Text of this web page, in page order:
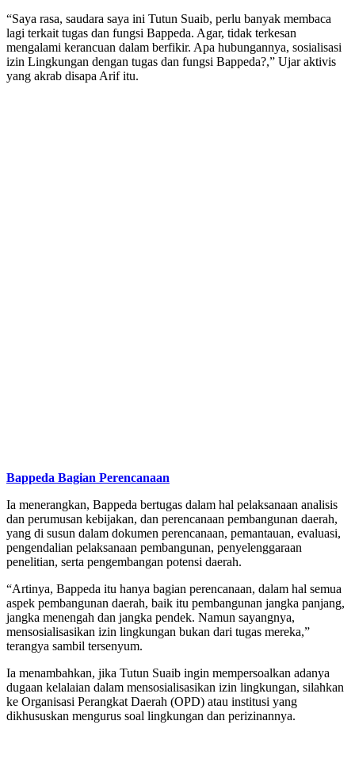
“Saya rasa, saudara saya ini Tutun Suaib, perlu banyak membaca
lagi terkait tugas dan fungsi Bappeda. Agar, tidak terkesan
mengalami kerancuan dalam berfikir. Apa hubungannya, sosialisasi
izin Lingkungan dengan tugas dan fungsi Bappeda?,” Ujar aktivis
yang akrab disapa Arif itu.
Bappeda Bagian Perencanaan
Ia menerangkan, Bappeda bertugas dalam hal pelaksanaan analisis
dan perumusan kebijakan, dan perencanaan pembangunan daerah,
yang di susun dalam dokumen perencanaan, pemantauan, evaluasi,
pengendalian pelaksanaan pembangunan, penyelenggaraan
penelitian, serta pengembangan potensi daerah.
“Artinya, Bappeda itu hanya bagian perencanaan, dalam hal semua
aspek pembangunan daerah, baik itu pembangunan jangka panjang,
jangka menengah dan jangka pendek. Namun sayangnya,
mensosialisasikan izin lingkungan bukan dari tugas mereka,”
terangya sambil tersenyum.
Ia menambahkan, jika Tutun Suaib ingin mempersoalkan adanya
dugaan kelalaian dalam mensosialisasikan izin lingkungan, silahkan
ke Organisasi Perangkat Daerah (OPD) atau institusi yang
dikhususkan mengurus soal lingkungan dan perizinannya.